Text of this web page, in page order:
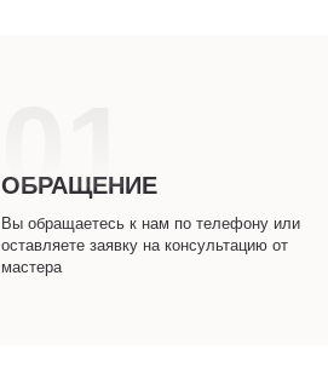
01
ОБРАЩЕНИЕ
Вы обращаетесь к нам по телефону или
оставляете заявку на консультацию от
мастера